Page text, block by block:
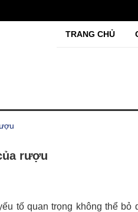
TRANG CHỦ
rượu
tố quan trọng không thể bỏ